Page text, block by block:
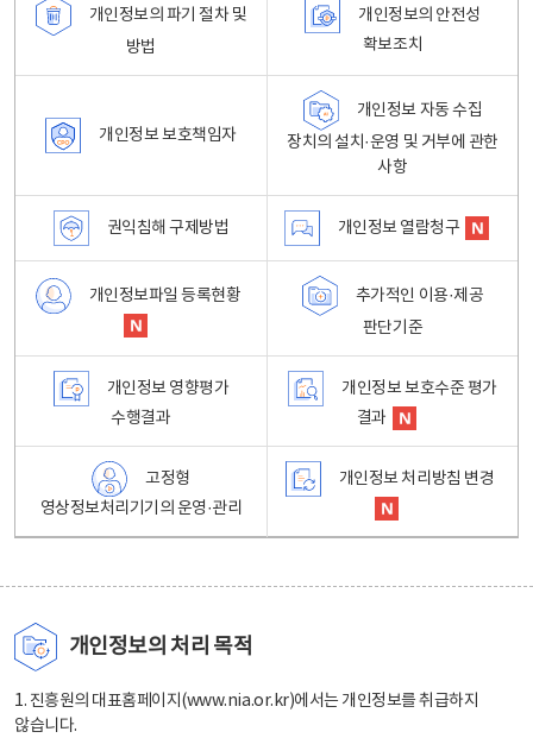
개인정보의 파기 절차 및
방법
개인정보의 안전성
확보조치
개인정보 보호책임자
개인정보 자동 수집
장치의 설치·운영 및 거부에 관한
사항
권익침해 구제방법 개인정보 열람청구
개인정보파일 등록현황
추가적인 이용·제공
판단기준
개인정보 영향평가
수행결과
개인정보 보호수준 평가
결과
고정형
영상정보처리기기의 운영·관리
개인정보 처리방침 변경
개인정보의 처리 목적
1. 진흥원의 대표홈페이지(www.nia.or.kr)에서는 개인정보를 취급하지
않습니다.